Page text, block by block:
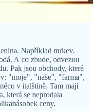
Například mrkev.
A co zbude, odvezou
Pak jsou obchody, které
"moje", "naše", "farma",
v italštině. Tam mají
která se neprodala
ceny.